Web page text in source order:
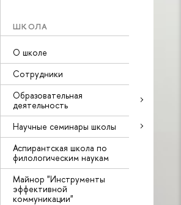
ШКОЛА
О школе
Сотрудники
Образовательная
деятельность
Научные семинары школы
Аспирантская школа по
филологическим наукам
Майнор "Инструменты
эффективной
коммуникации"